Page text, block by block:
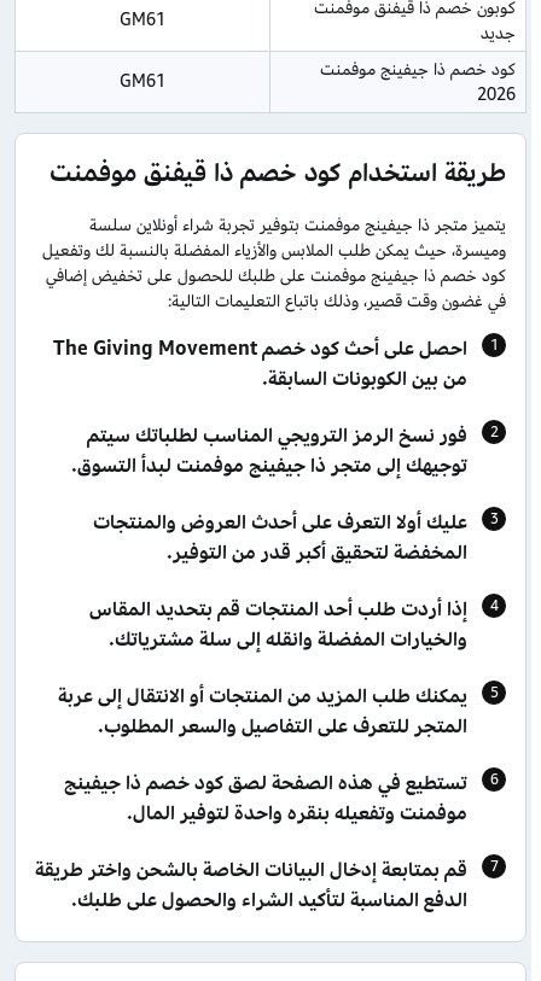
كوبون خصم ذا قيفنق موفمنت
جديد
GM61
كود خصم ذا جيفينج موفمنت
2026
GM61
طريقة استخدام كود خصم ذا قيفنق موفمنت
يتميز متجر ذا جيفينج موفمنت بتوفير تجربة شراء أونلاين سلسة
وميسرة، حيث يمكن طلب الملابس والأزياء المفضلة بالنسبة لك وتفعيل
كود خصم ذا جيفينج موفمنت على طلبك للحصول على تخفيض إضافي
في غضون وقت قصير، وذلك باتباع التعليمات التالية:
احصل على أحث كود خصم The Giving Movement
من بين الكوبونات السابقة.
فور نسخ الرمز الترويجي المناسب لطلباتك سيتم
توجيهك إلى متجر ذا جيفينج موفمنت لبدأ التسوق.
عليك أولا التعرف على أحدث العروض والمنتجات
المخفضة لتحقيق أكبر قدر من التوفير.
إذا أردت طلب أحد المنتجات قم بتحديد المقاس
والخيارات المفضلة وانقله إلى سلة مشترياتك.
يمكنك طلب المزيد من المنتجات أو الانتقال إلى عربة
المتجر للتعرف على التفاصيل والسعر المطلوب.
تستطيع في هذه الصفحة لصق كود خصم ذا جيفينج
موفمنت وتفعيله بنقره واحدة لتوفير المال.
قم بمتابعة إدخال البيانات الخاصة بالشحن واختر طريقة
الدفع المناسبة لتأكيد الشراء والحصول على طلبك.